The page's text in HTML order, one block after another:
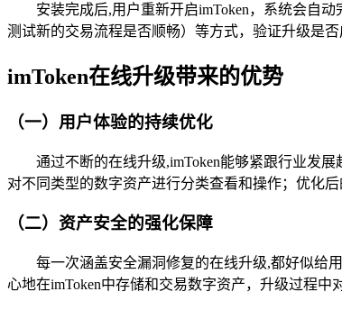
安装完成后,用户重新开启imToken，系统会自
测试新的交易流程是否顺畅）等方式，验证升级是否
imToken在线升级带来的优势
（一）用户体验的持续优化
通过不断的在线升级,imToken能够紧跟行业发
对不同类型的数字资产进行分类查看和操作；优化
（二）资产安全的强化保障
每一次涵盖安全漏洞修复的在线升级,都好似给
心地在imToken中存储和交易数字资产，升级过程